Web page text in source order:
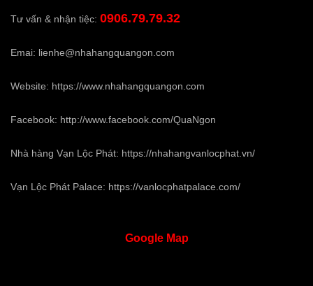
Tư vấn & nhận tiệc: 0906.79.79.32
Emai: lienhe@nhahangquangon.com
Website: https://www.nhahangquangon.com
Facebook: http://www.facebook.com/QuaNgon
Nhà hàng Vạn Lộc Phát: https://nhahangvanlocphat.vn/
Vạn Lộc Phát Palace: https://vanlocphatpalace.com/
GoogleMap